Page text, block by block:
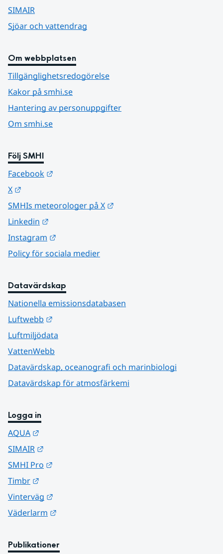
SIMAIR
Sjöar och vattendrag
Om webbplatsen
Tillgänglighetsredogörelse
Kakor på smhi.se
Hantering av personuppgifter
Om smhi.se
Följ SMHI
Facebook
X
SMHIs meteorologer på X
Linkedin
Instagram
Policy för sociala medier
Datavärdskap
Nationella emissionsdatabasen
Luftwebb
Luftmiljödata
VattenWebb
Datavärdskap, oceanografi och marinbiologi
Datavärdskap för atmosfärkemi
Logga in
AQUA
SIMAIR
SMHI Pro
Timbr
Vinterväg
Väderlarm
Publikationer